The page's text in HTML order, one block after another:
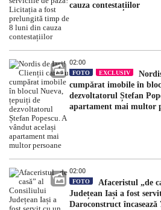
cauza contestațiilor
02:00
FOTO EXCLUSIV
cumpărat imobile în
dezvoltatorul Ștefan
apartament mai multor
02:00
FOTO
Afaceristul „de
Județean Iași a fost
Daroconstruct